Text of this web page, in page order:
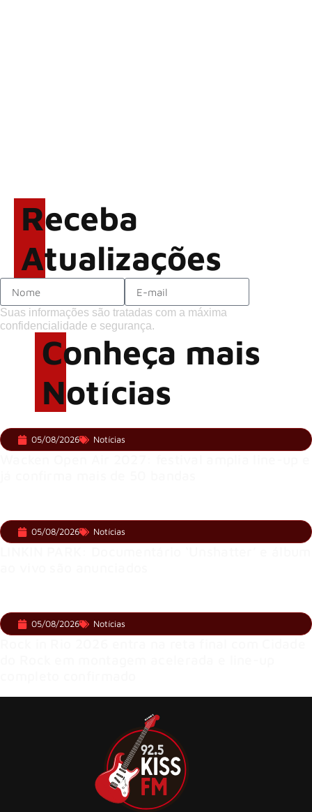
Receba
Atualizações
Suas informações são tratadas com a máxima
confidencialidade e segurança.
Conheça mais
Notícias
05/08/2026 Notícias
05/08/2026 Notícias
05/08/2026 Notícias